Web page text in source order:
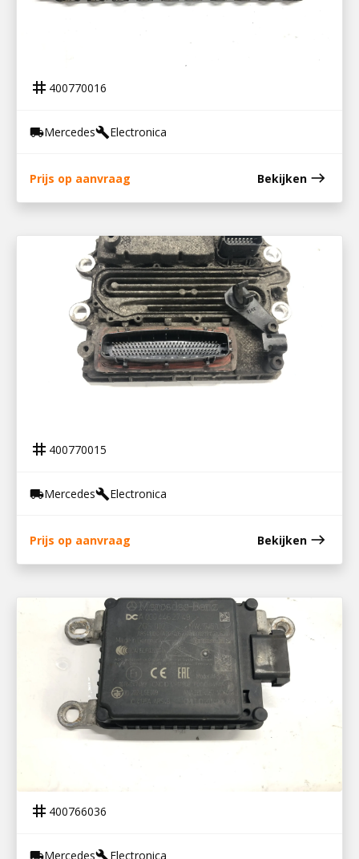
tag 400770016
local_shippingMercedesbuildElectronica
Prijs op aanvraag Bekijken east
tag 400770015
local_shippingMercedesbuildElectronica
Prijs op aanvraag Bekijken east
tag 400766036
local_shippingMercedesbuildElectronica